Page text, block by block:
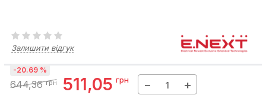
Залишити відгук
644,36 грн 511,05 грн
-20.69 %
− +